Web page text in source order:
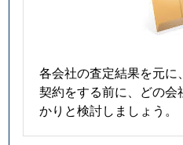
各会社の査定結果を元に
契約をする前に、どの会
かりと検討しましょう。